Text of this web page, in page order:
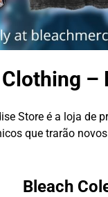
–
Store é a loja de
que trarão
Bleach